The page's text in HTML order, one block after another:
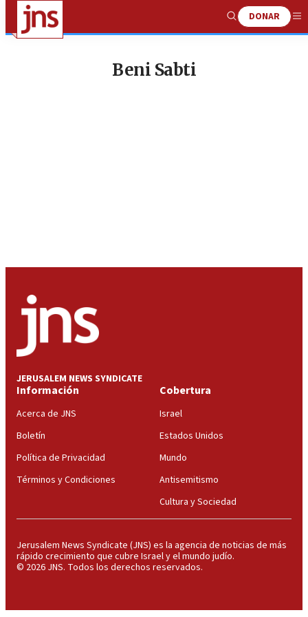
Show
Search
DONAR
Beni Sabti
JERUSALEM NEWS SYNDICATE
Información
Acerca de JNS
Boletín
Política de Privacidad
Términos y Condiciones
Cobertura
Israel
Estados Unidos
Mundo
Antisemitismo
Cultura y Sociedad
Jerusalem News Syndicate (JNS) es la agencia de noticias de más
rápido crecimiento que cubre Israel y el mundo judío.
© 2026 JNS. Todos los derechos reservados.